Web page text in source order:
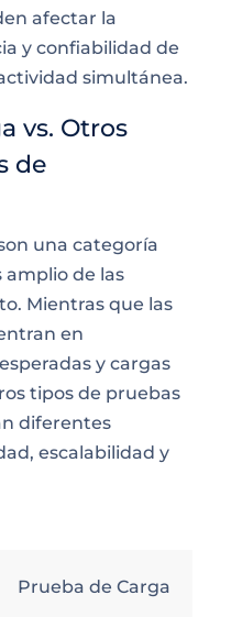
afectar la
y confiabilidad de
simultánea.
vs. Otros
de
una categoría
de las
Mientras que las
en
y cargas
tipos de pruebas
diferentes
escalabilidad y
Prueba de Carga